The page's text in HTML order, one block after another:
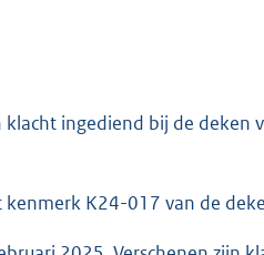
ingediend bij de deken
K24-017 van de